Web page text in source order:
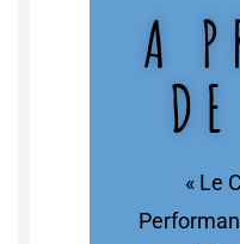
A
« Le